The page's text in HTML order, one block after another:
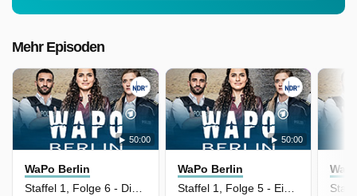
Mehr Episoden
50:00
WaPo Berlin
Staffel 1, Folge 6 - Die Großen und die Kleinen
50:00
WaPo Berlin
Staffel 1, Folge 5 - Ein tödlicher Auftrag